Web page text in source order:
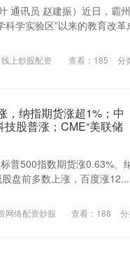
通讯员 赵建振）近日，霸
学实验区”以来的教育改革
上炒股配资 查看： 185 分
，纳指期货涨超1%；中
股普涨；CME“美联储
500指数期货涨0.63%、
盘前多数上涨，百度涨
网络配资炒股 查看： 188 分